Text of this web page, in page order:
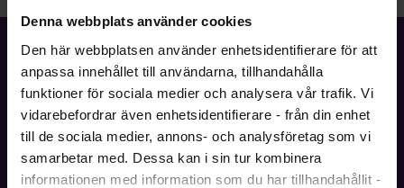
Denna webbplats använder cookies
Den här webbplatsen använder enhetsidentifierare för att
anpassa innehållet till användarna, tillhandahålla
funktioner för sociala medier och analysera vår trafik. Vi
vidarebefordrar även enhetsidentifierare - från din enhet
till de sociala medier, annons- och analysföretag som vi
samarbetar med. Dessa kan i sin tur kombinera
informationen med information som du har tillhandahållit -
Fackförbundet för akademiker i samhällsbärande
professioner.
Bli medlem